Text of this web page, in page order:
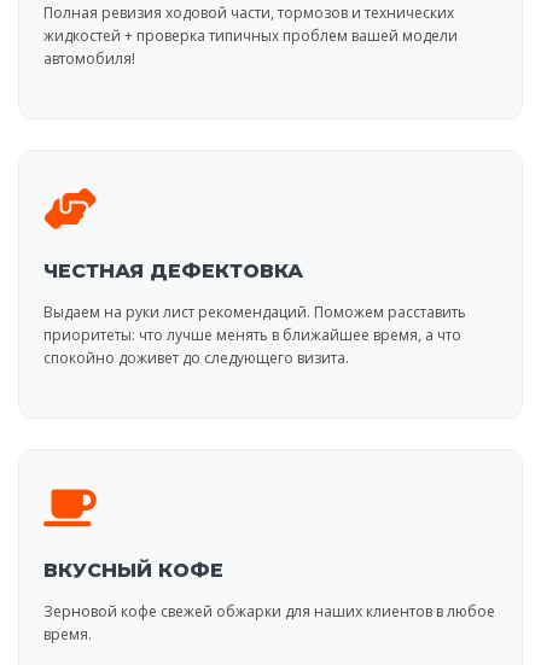
Полная ревизия ходовой части, тормозов и технических
жидкостей + проверка типичных проблем вашей модели
автомобиля!
ЧЕСТНАЯ ДЕФЕКТОВКА
Выдаем на руки лист рекомендаций. Поможем расставить
приоритеты: что лучше менять в ближайшее время, а что
спокойно доживет до следующего визита.
ВКУСНЫЙ КОФЕ
Зерновой кофе свежей обжарки для наших клиентов в любое
время.